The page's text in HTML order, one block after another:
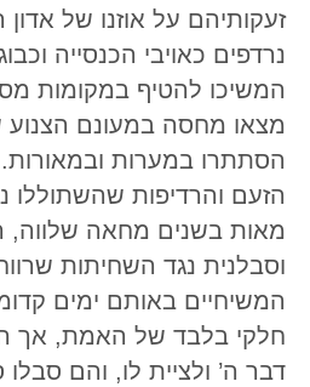
זעקותיהם על אוזנו של
נרדפים כאויבי הכנסייה
המשיכו להטיף במקומות
מצאו מחסה במעונם הצנוע
הסתתרו במערות
הזעם והרדיפות שהשתוללו
מאות בשנים מחאה שלווה,
וסבלנית נגד השחיתות
המשיחיים באותם ימים
חלקי בלבד של האמת, אך
דבר ה’ ולציית לו, והם סבלו